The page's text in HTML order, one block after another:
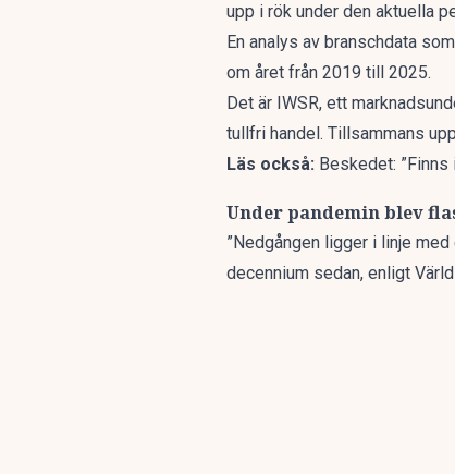
upp i rök under den aktuella
En analys av branschdata som
om året från 2019 till 2025.
Det är IWSR, ett
tullfri handel. Tillsammans
Läs också: Beskedet:
Under pandemin blev
”Nedgången ligger i linje med
decennium sedan, enligt